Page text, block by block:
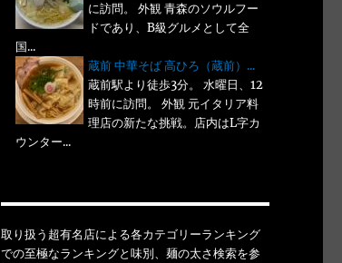
に訪問。 外観 青森のソウルフー
ドであり、B級グルメとして全
国...
蔵前 中華そば 高ひろ（蔵前）...
蔵前駅より徒歩3分。 水曜日、12
時前に訪問。 外観 元イタリア料
理店の新たな挑戦。店内はL字カ
ウンター...
取り扱う超有名店による各カテゴリーランキング
での至極なランキングと味別、麺の太さ検索を参